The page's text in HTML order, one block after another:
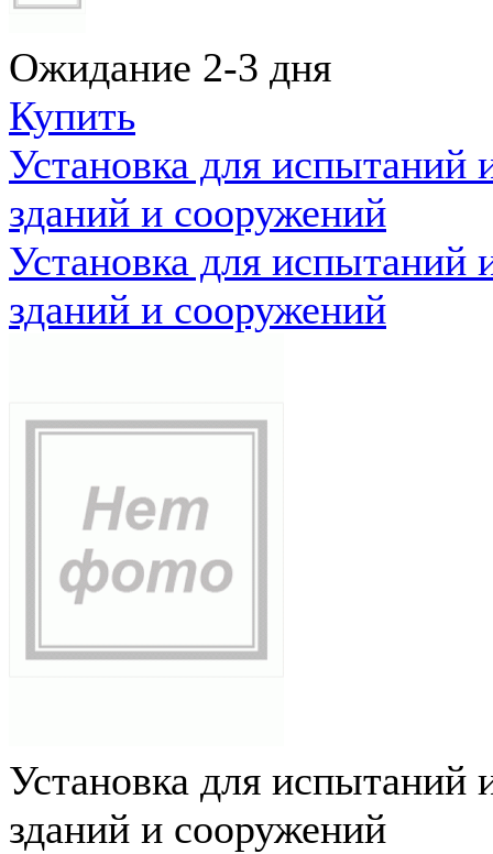
Ожидание 2-3 дня
Купить
Установка для испытаний
зданий и сооружений
Установка для испытаний
зданий и сооружений
Установка для испытаний
зданий и сооружений